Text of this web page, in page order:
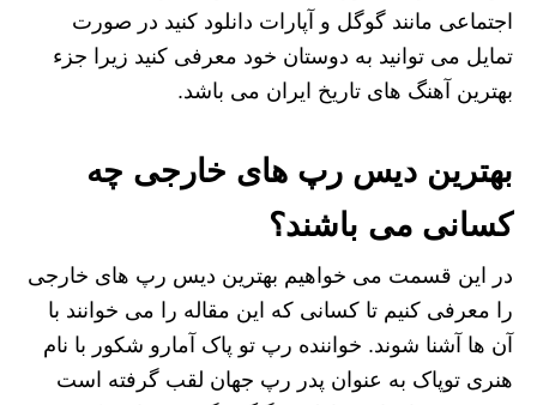
اجتماعی مانند گوگل و آپارات دانلود کنید در صورت
تمایل می توانید به دوستان خود معرفی کنید زیرا جزء
بهترین آهنگ های تاریخ ایران می باشد.
بهترین دیس رپ های خارجی چه
کسانی می باشند؟
در این قسمت می خواهیم بهترین دیس رپ های خارجی
را معرفی کنیم تا کسانی که این مقاله را می‌ خوانند با
آن ها آشنا شوند. خواننده رپ تو پاک آمارو شکور با نام
هنری توپاک به عنوان پدر رپ جهان لقب گرفته است